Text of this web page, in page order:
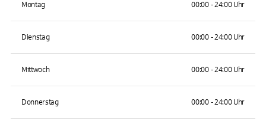
Montag 00:00 - 24:00 Uhr
Dienstag 00:00 - 24:00 Uhr
Mittwoch 00:00 - 24:00 Uhr
Donnerstag 00:00 - 24:00 Uhr